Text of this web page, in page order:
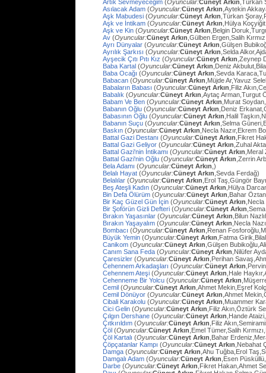
Artık Sevmeyeceğim (Oyuncular:Cüneyt Arkın ,Türkan
Asılacak Adam (Oyuncular:Cüneyt Arkın ,Aytekin
Aşk Mabudesi (Oyuncular:Cüneyt Arkın ,Türkan
Aşk ve İntikam (Oyuncular:Cüneyt Arkın ,Hülya
Aşk ve Kin (Oyuncular:Cüneyt Arkın ,Belgin
Av (Oyuncular:Cüneyt Arkın ,Gülben Ergen,Salih
Ayrı Dünyalar (Oyuncular:Cüneyt Arkın ,Gülşen
Ayrılık Şarkısı (Oyuncular:Cüneyt Arkın ,Selda
Ayşecik Çıtı Pıtı Kız (Oyuncular:Cüneyt Arkın ,Zeynep
Baba Kartal (Oyuncular:Cüneyt Arkın ,Deniz
Baba Ocağı (Oyuncular:Cüneyt Arkın ,Sevda
Babacan (Oyuncular:Cüneyt Arkın ,Müjde Ar,Yavuz
Babaların Babası (Oyuncular:Cüneyt Arkın ,Filiz
Babalık (Oyuncular:Cüneyt Arkın ,Aytaç Arman,Turgut
Babam Ve Ben (Oyuncular:Cüneyt Arkın ,Murat
Babanın Oğlu (Oyuncular:Cüneyt Arkın ,Deniz
Babasının Oğlu (Oyuncular:Cüneyt Arkın ,Halil
Babanın Suçu (Oyuncular:Cüneyt Arkın ,Selma
Baskın (Oyuncular:Cüneyt Arkın ,Necla Nazır,Ekrem
Battal Gazi Destanı (Oyuncular:Cüneyt Arkın ,Fikret
Battal Gazi Geliyor (Oyuncular:Cüneyt Arkın ,Zuhal
Battal Gazi'nin İntikamı (Oyuncular:Cüneyt Arkın
Battal Gazi'nin Oğlu (Oyuncular:Cüneyt Arkın ,Zerrin
Bela Adamı (Oyuncular:Cüneyt Arkın ,)
Belalı Hayat (Oyuncular:Cüneyt Arkın ,Sevda Ferdağ)
Belalılar (Oyuncular:Cüneyt Arkın ,Erol Taş,Güngör
Beş Ateşli Kadın (Oyuncular:Cüneyt Arkın ,Hülya
Bin Defa Ölürüm (Oyuncular:Cüneyt Arkın ,Bahar
Bir Kaç Güzel Gün İçin (Oyuncular:Cüneyt Arkın
Bir Şoförün Gizli Defteri (Oyuncular:Cüneyt Arkın
Bırakın Yaşasınlar (Oyuncular:Cüneyt Arkın ,Bilun
Bırakın Yaşayalım (Oyuncular:Cüneyt Arkın ,Necla
Bombacı (Oyuncular:Cüneyt Arkın ,Renan
Büyük Yemin (Oyuncular:Cüneyt Arkın ,Fatma
Canikom (Oyuncular:Cüneyt Arkın ,Gülşen
Canım Sana Feda (Oyuncular:Cüneyt Arkın ,Nilüfer
Çaresizler (Oyuncular:Cüneyt Arkın ,Perihan
Cehennem Arkadaşları (Oyuncular:Cüneyt Arkın
Cehennem Ateşi (Oyuncular:Cüneyt Arkın ,Hale
Cehenneme Bir Yolcu (Oyuncular:Cüneyt Arkın
Cemil (Oyuncular:Cüneyt Arkın ,Ahmet Mekin,Eşref
Cemil Dönüyor (Oyuncular:Cüneyt Arkın ,Ahmet
Cibali Karakolu (Oyuncular:Cüneyt Arkın ,Muammer
Cici Gelin (Oyuncular:Cüneyt Arkın ,Filiz Akın,Öztürk
Çılgın Dershane (Oyuncular:Cüneyt Arkın ,Hande
Çıtkırıldım (Oyuncular:Cüneyt Arkın ,Filiz
Çöl (Oyuncular:Cüneyt Arkın ,Emel Tümer,Salih
Çöl Kartalı (Oyuncular:Cüneyt Arkın ,Bahar
Çöpçatanlar Kampı (Oyuncular:Cüneyt Arkın ,Nebahat
Damga (Oyuncular:Cüneyt Arkın ,Ahu Tuğba,Erol
Damgalı Adam (Oyuncular:Cüneyt Arkın ,Esen
Darbe (Oyuncular:Cüneyt Arkın ,Fikret Hakan,Ahmet